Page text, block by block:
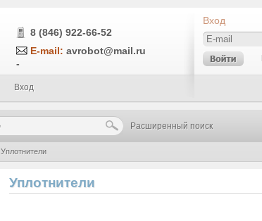
8 (846) 922-66-52
E-mail: avrobot@mail.ru
-
Вход
Вход
Расширенный поиск
Уплотнители
Уплотнители